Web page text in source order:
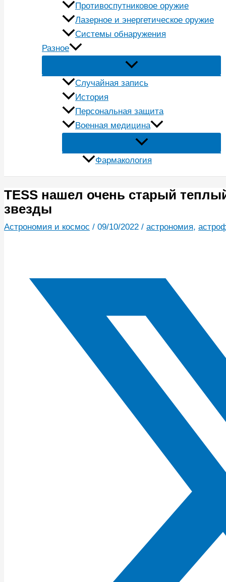
Противоспутниковое оружие
Лазерное и энергетическое оружие
Системы обнаружения
Разное
Случайная запись
История
Персональная защита
Военная медицина
Фармакология
TESS нашел очень старый
звезды
Астрономия и космос / 09/10/2022 / астрономия,